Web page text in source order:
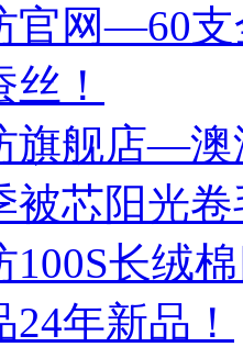
官网—60
！
旗舰店—澳
被芯阳光
100S长绒
年新品！